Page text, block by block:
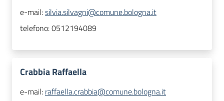
e-mail:silvia.silvagni@comune.bologna.it
telefono:0512194089
Crabbia Raffaella
e-mail: raffaella.crabbia@comune.bologna.it